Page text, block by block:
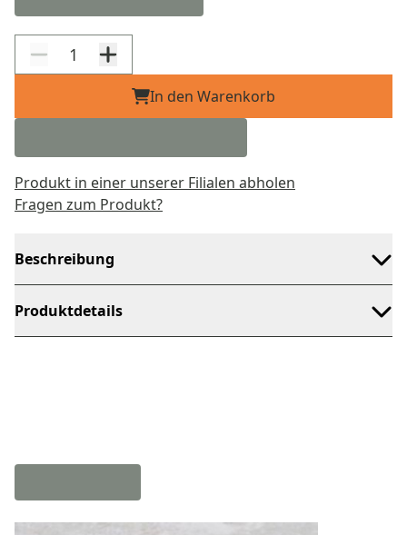
In den Warenkorb
Produkt in einer unserer Filialen abholen
Fragen zum Produkt?
Beschreibung
Produktdetails